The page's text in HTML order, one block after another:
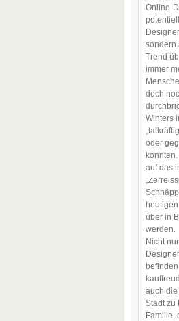
Online-
sondern
Trend
immer
doch
Winters
oder
auf das
über in
werden.
Nicht
auch
Stadt zu
Familie,